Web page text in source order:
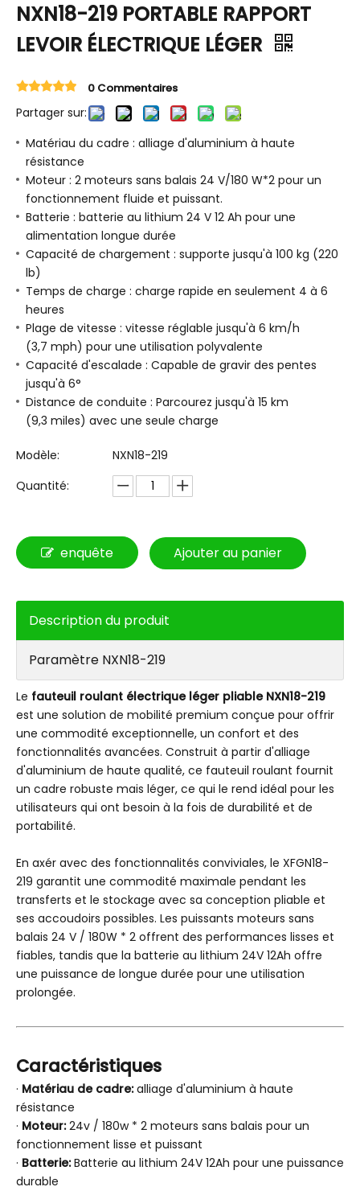
NXN18-219 PORTABLE RAPPORT
LEVOIR ÉLECTRIQUE LÉGER
0 Commentaires
Partager sur:
Matériau du cadre : alliage d'aluminium à haute
résistance
Moteur : 2 moteurs sans balais 24 V/180 W*2 pour un
fonctionnement fluide et puissant.
Batterie : batterie au lithium 24 V 12 Ah pour une
alimentation longue durée
Capacité de chargement : supporte jusqu'à 100 kg (220
lb)
Temps de charge : charge rapide en seulement 4 à 6
heures
Plage de vitesse : vitesse réglable jusqu'à 6 km/h
(3,7 mph) pour une utilisation polyvalente
Capacité d'escalade : Capable de gravir des pentes
jusqu'à 6°
Distance de conduite : Parcourez jusqu'à 15 km
(9,3 miles) avec une seule charge
Modèle:
NXN18-219
Quantité:
enquête Ajouter au panier
Description du produit
Paramètre NXN18-219
Le fauteuil roulant électrique léger pliable NXN18-219
est une solution de mobilité premium conçue pour offrir
une commodité exceptionnelle, un confort et des
fonctionnalités avancées. Construit à partir d'alliage
d'aluminium de haute qualité, ce fauteuil roulant fournit
un cadre robuste mais léger, ce qui le rend idéal pour les
utilisateurs qui ont besoin à la fois de durabilité et de
portabilité.
En axér avec des fonctionnalités conviviales, le XFGN18-
219 garantit une commodité maximale pendant les
transferts et le stockage avec sa conception pliable et
ses accoudoirs possibles. Les puissants moteurs sans
balais 24 V / 180W * 2 offrent des performances lisses et
fiables, tandis que la batterie au lithium 24V 12Ah offre
une puissance de longue durée pour une utilisation
prolongée.
Caractéristiques
· Matériau de cadre:alliage d'aluminium à haute
résistance
· Moteur:24v / 180w * 2 moteurs sans balais pour un
fonctionnement lisse et puissant
· Batterie:Batterie au lithium 24V 12Ah pour une puissance
durable